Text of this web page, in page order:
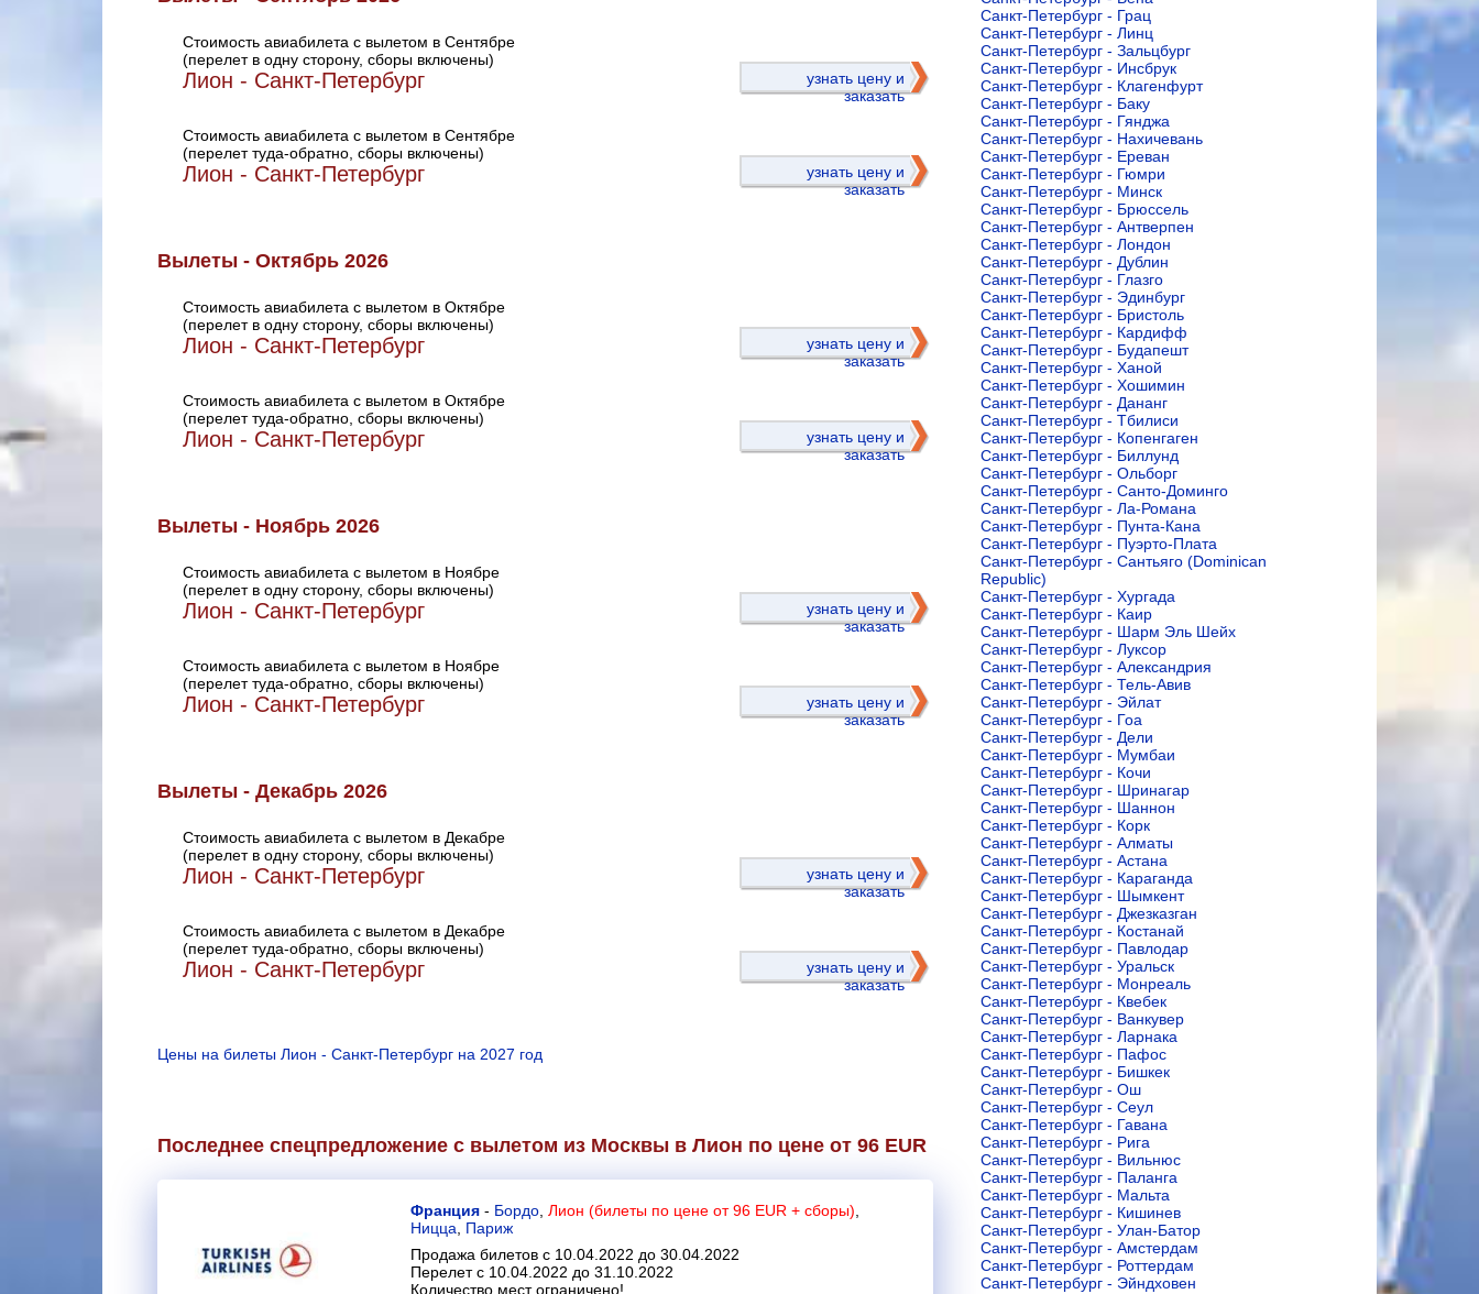
Стоимость авиабилета с вылетом в Сентябре
(перелет в одну сторону, сборы включены)
Лион - Санкт-Петербург
узнать цену и
заказать
Стоимость авиабилета с вылетом в Сентябре
(перелет туда-обратно, сборы включены)
Лион - Санкт-Петербург
узнать цену и
заказать
Вылеты - Октябрь 2026
Стоимость авиабилета с вылетом в Октябре
(перелет в одну сторону, сборы включены)
Лион - Санкт-Петербург
узнать цену и
заказать
Стоимость авиабилета с вылетом в Октябре
(перелет туда-обратно, сборы включены)
Лион - Санкт-Петербург
узнать цену и
заказать
Вылеты - Ноябрь 2026
Стоимость авиабилета с вылетом в Ноябре
(перелет в одну сторону, сборы включены)
Лион - Санкт-Петербург
узнать цену и
заказать
Стоимость авиабилета с вылетом в Ноябре
(перелет туда-обратно, сборы включены)
Лион - Санкт-Петербург
узнать цену и
заказать
Вылеты - Декабрь 2026
Стоимость авиабилета с вылетом в Декабре
(перелет в одну сторону, сборы включены)
Лион - Санкт-Петербург
узнать цену и
заказать
Стоимость авиабилета с вылетом в Декабре
(перелет туда-обратно, сборы включены)
Лион - Санкт-Петербург
узнать цену и
заказать
Цены на билеты Лион - Санкт-Петербург на 2027 год
Последнее спецпредложение с вылетом из Москвы в Лион по цене от 96 EUR
Франция - Бордо Лион (билеты по цене от 96 EUR + сборы)
Ницца
Париж
Продажа билетов с 10.04.2022 до 30.04.2022
Перелет с 10.04.2022 до 31.10.2022
Количество мест ограничено!
Санкт-Петербург - Грац
Санкт-Петербург - Линц
Санкт-Петербург - Зальцбург
Санкт-Петербург - Инсбрук
Санкт-Петербург - Клагенфурт
Санкт-Петербург - Баку
Санкт-Петербург - Гянджа
Санкт-Петербург - Нахичевань
Санкт-Петербург - Ереван
Санкт-Петербург - Гюмри
Санкт-Петербург - Минск
Санкт-Петербург - Брюссель
Санкт-Петербург - Антверпен
Санкт-Петербург - Лондон
Санкт-Петербург - Дублин
Санкт-Петербург - Глазго
Санкт-Петербург - Эдинбург
Санкт-Петербург - Бристоль
Санкт-Петербург - Кардифф
Санкт-Петербург - Будапешт
Санкт-Петербург - Ханой
Санкт-Петербург - Хошимин
Санкт-Петербург - Дананг
Санкт-Петербург - Тбилиси
Санкт-Петербург - Копенгаген
Санкт-Петербург - Биллунд
Санкт-Петербург - Ольборг
Санкт-Петербург - Санто-Доминго
Санкт-Петербург - Ла-Романа
Санкт-Петербург - Пунта-Кана
Санкт-Петербург - Пуэрто-Плата
Санкт-Петербург - Сантьяго (Dominican
Republic)
Санкт-Петербург - Хургада
Санкт-Петербург - Каир
Санкт-Петербург - Шарм Эль Шейх
Санкт-Петербург - Луксор
Санкт-Петербург - Александрия
Санкт-Петербург - Тель-Авив
Санкт-Петербург - Эйлат
Санкт-Петербург - Гоа
Санкт-Петербург - Дели
Санкт-Петербург - Мумбаи
Санкт-Петербург - Кочи
Санкт-Петербург - Шринагар
Санкт-Петербург - Шаннон
Санкт-Петербург - Корк
Санкт-Петербург - Алматы
Санкт-Петербург - Астана
Санкт-Петербург - Караганда
Санкт-Петербург - Шымкент
Санкт-Петербург - Джезказган
Санкт-Петербург - Костанай
Санкт-Петербург - Павлодар
Санкт-Петербург - Уральск
Санкт-Петербург - Монреаль
Санкт-Петербург - Квебек
Санкт-Петербург - Ванкувер
Санкт-Петербург - Ларнака
Санкт-Петербург - Пафос
Санкт-Петербург - Бишкек
Санкт-Петербург - Ош
Санкт-Петербург - Сеул
Санкт-Петербург - Гавана
Санкт-Петербург - Рига
Санкт-Петербург - Вильнюс
Санкт-Петербург - Паланга
Санкт-Петербург - Мальта
Санкт-Петербург - Кишинев
Санкт-Петербург - Улан-Батор
Санкт-Петербург - Амстердам
Санкт-Петербург - Роттердам
Санкт-Петербург - Эйндховен